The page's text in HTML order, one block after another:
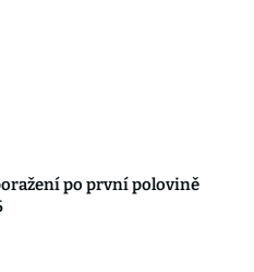
po první polovině